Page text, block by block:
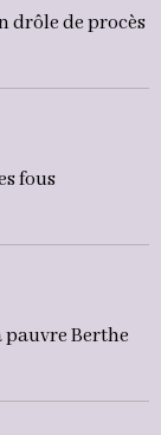
drôle de procès
fous
pauvre Berthe